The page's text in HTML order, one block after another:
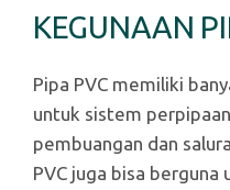
KEGUNAAN
Pipa PVC memiliki
untuk sistem
pembuangan dan
PVC juga bisa